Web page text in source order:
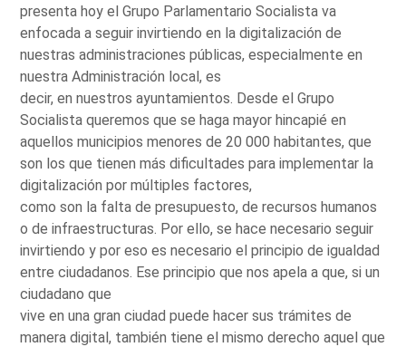
presenta hoy el Grupo Parlamentario Socialista va
enfocada a seguir invirtiendo en la digitalización de
nuestras administraciones públicas, especialmente en
nuestra Administración local, es
decir, en nuestros ayuntamientos. Desde el Grupo
Socialista queremos que se haga mayor hincapié en
aquellos municipios menores de 20 000 habitantes, que
son los que tienen más dificultades para implementar la
digitalización por múltiples factores,
como son la falta de presupuesto, de recursos humanos
o de infraestructuras. Por ello, se hace necesario seguir
invirtiendo y por eso es necesario el principio de igualdad
entre ciudadanos. Ese principio que nos apela a que, si un
ciudadano que
vive en una gran ciudad puede hacer sus trámites de
manera digital, también tiene el mismo derecho aquel que